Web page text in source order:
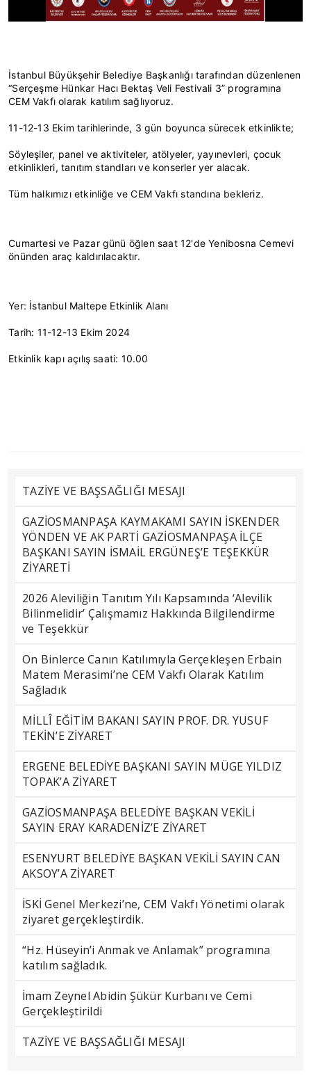
İstanbul Büyükşehir Belediye Başkanlığı tarafından düzenlenen
“Serçeşme Hünkar Hacı Bektaş Veli Festivali 3” programına
CEM Vakfı olarak katılım sağlıyoruz.
11-12-13 Ekim tarihlerinde, 3 gün boyunca sürecek etkinlikte;
Söyleşiler, panel ve aktiviteler, atölyeler, yayınevleri, çocuk
etkinlikleri, tanıtım standları ve konserler yer alacak.
Tüm halkımızı etkinliğe ve CEM Vakfı standına bekleriz.
Cumartesi ve Pazar günü öğlen saat 12'de Yenibosna Cemevi
önünden araç kaldırılacaktır.
Yer: İstanbul Maltepe Etkinlik Alanı
Tarih: 11-12-13 Ekim 2024
Etkinlik kapı açılış saati: 10.00
TAZİYE VE BAŞSAĞLIĞI MESAJI
GAZİOSMANPAŞA KAYMAKAMI SAYIN İSKENDER
YÖNDEN VE AK PARTİ GAZİOSMANPAŞA İLÇE
BAŞKANI SAYIN İSMAİL ERGÜNEŞ’E TEŞEKKÜR
ZİYARETİ
2026 Aleviliğin Tanıtım Yılı Kapsamında ‘Alevilik
Bilinmelidir’ Çalışmamız Hakkında Bilgilendirme
ve Teşekkür
On Binlerce Canın Katılımıyla Gerçekleşen Erbain
Matem Merasimi’ne CEM Vakfı Olarak Katılım
Sağladık
MİLLÎ EĞİTİM BAKANI SAYIN PROF. DR. YUSUF
TEKİN’E ZİYARET
ERGENE BELEDİYE BAŞKANI SAYIN MÜGE YILDIZ
TOPAK’A ZİYARET
GAZİOSMANPAŞA BELEDİYE BAŞKAN VEKİLİ
SAYIN ERAY KARADENİZ’E ZİYARET
ESENYURT BELEDİYE BAŞKAN VEKİLİ SAYIN CAN
AKSOY’A ZİYARET
İSKİ Genel Merkezi’ne, CEM Vakfı Yönetimi olarak
ziyaret gerçekleştirdik.
“Hz. Hüseyin’i Anmak ve Anlamak” programına
katılım sağladık.
İmam Zeynel Abidin Şükür Kurbanı ve Cemi
Gerçekleştirildi
TAZİYE VE BAŞSAĞLIĞI MESAJI